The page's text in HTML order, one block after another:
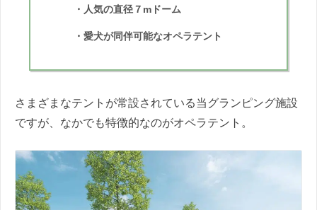
・人気の直径７mドーム
・愛犬が同伴可能なオペラテント
さまざまなテントが常設されている当グランピング施設
ですが、なかでも特徴的なのがオペラテント。